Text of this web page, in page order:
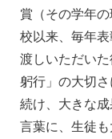
賞（その学年
校以来、毎年
渡しいただい
躬行」の大切
続け、大きな
言葉に、生徒